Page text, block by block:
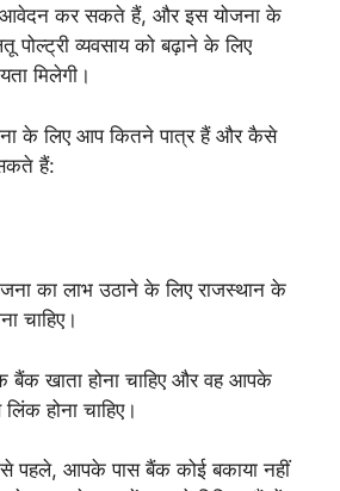
कर सकते हैं, और इस योजना के
व्यवसाय को बढ़ाने के लिए
मिलेगी।
के लिए आप कितने पात्र हैं और कैसे
हैं:
का लाभ उठाने के लिए राजस्थान के
चाहिए।
खाता होना चाहिए और वह आपके
होना चाहिए।
पहले, आपके पास बैंक कोई बकाया नहीं